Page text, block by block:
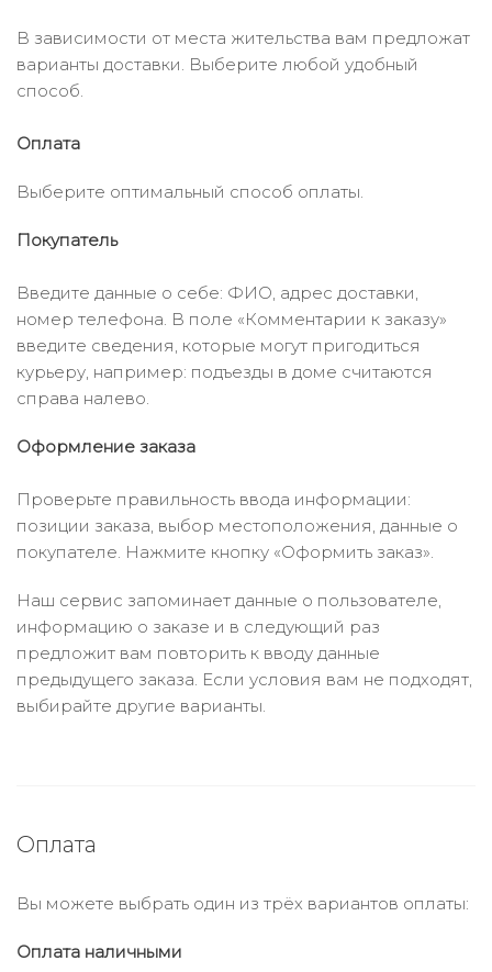
В зависимости от места жительства вам предложат
варианты доставки. Выберите любой удобный
способ.
Оплата
Выберите оптимальный способ оплаты.
Покупатель
Введите данные о себе: ФИО, адрес доставки,
номер телефона. В поле «Комментарии к заказу»
введите сведения, которые могут пригодиться
курьеру, например: подъезды в доме считаются
справа налево.
Оформление заказа
Проверьте правильность ввода информации:
позиции заказа, выбор местоположения, данные о
покупателе. Нажмите кнопку «Оформить заказ».
Наш сервис запоминает данные о пользователе,
информацию о заказе и в следующий раз
предложит вам повторить к вводу данные
предыдущего заказа. Если условия вам не подходят,
выбирайте другие варианты.
Оплата
Вы можете выбрать один из трёх вариантов оплаты:
Оплата наличными